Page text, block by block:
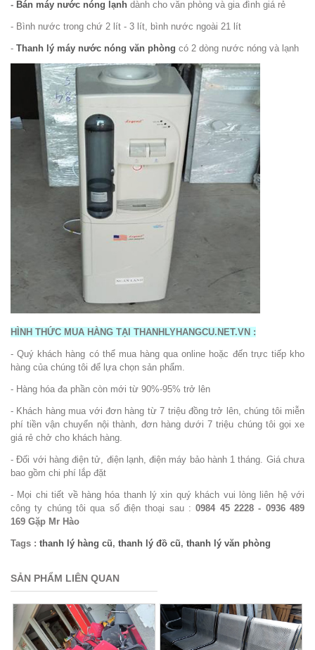
- Bán máy nước nóng lạnh dành cho văn phòng và gia đình giá rẻ
- Bình nước trong chứ 2 lít - 3 lít, bình nước ngoài 21 lít
- Thanh lý máy nước nóng văn phòng có 2 dòng nước nóng và lạnh
HÌNH THỨC MUA HÀNG TẠI THANHLYHANGCU.NET.VN :
- Quý khách hàng có thể mua hàng qua online hoặc đến trực tiếp kho
hàng của chúng tôi để lựa chọn sản phẩm.
- Hàng hóa đa phần còn mới từ 90%-95% trở lên
- Khách hàng mua với đơn hàng từ 7 triệu đồng trở lên, chúng tôi miễn
phí tiền vận chuyển nội thành, đơn hàng dưới 7 triệu chúng tôi gọi xe
giá rẻ chở cho khách hàng.
- Đối với hàng điện tử, điện lạnh, điện máy bảo hành 1 tháng. Giá chưa
bao gồm chi phí lắp đặt
- Mọi chi tiết về hàng hóa thanh lý xin quý khách vui lòng liên hệ với
công ty chúng tôi qua số điện thoại sau :0984 45 2228 - 0936 489
169 Gặp Mr Hào
Tags : thanh lý hàng cũ, thanh lý đồ cũ, thanh lý văn phòng
SẢN PHẨM LIÊN QUAN